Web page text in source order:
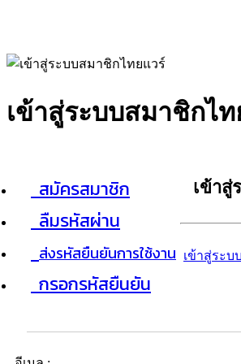
เข้าสู่ระบบสมาชิกไ
สมัครสมาชิก
ลืมรหัสผ่าน
ส่งรหัสยืนยันการใช้งาน
กรอกรหัสยืนยัน
เข้าสู่
เข้าสู่ระบ